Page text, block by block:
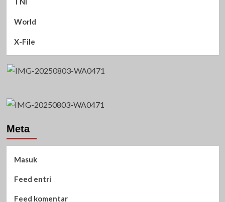
World
X-File
Meta
Masuk
Feed entri
Feed komentar